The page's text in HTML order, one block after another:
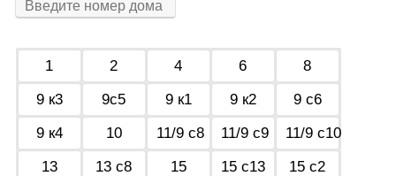
1 2 4 6
8
9 к3
9с5 9 к1 9 к2
9 с6
9 к4
10 11/9 с8 11/9 с9
11/9 с10
13
13 с8 15 15 с13
15 с2